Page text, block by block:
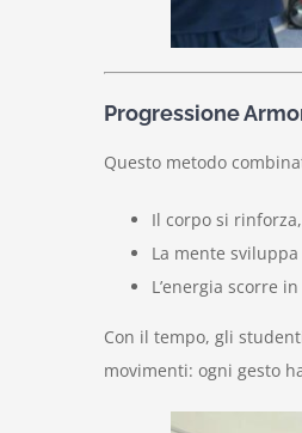
Progressione
Questo metodo
Il corpo si
La mente
L’energia scorre
Con il tempo, gli
movimenti: ogni gesto